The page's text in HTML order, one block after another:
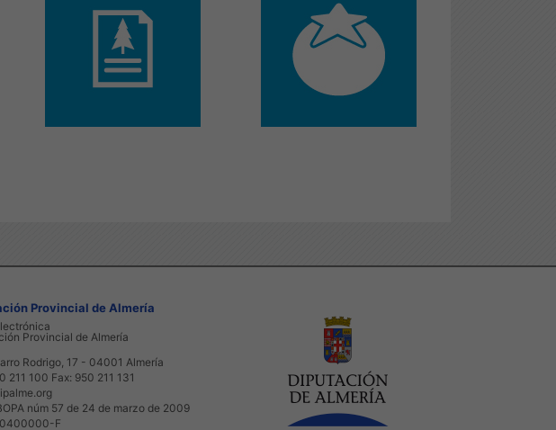
Provincial de Almería
Provincial de Almería
Rodrigo, 17 - 04001 Almería
211 100 Fax: 950 211 131
núm 57 de 24 de marzo de 2009
0400000-F